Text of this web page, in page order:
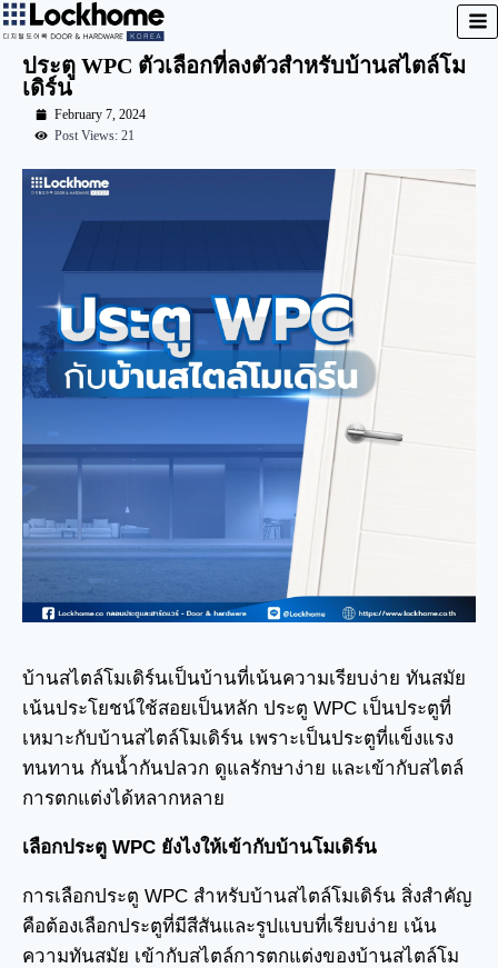
ประตู WPC ตัวเลือกที่ลงตัวสำหรับบ้านสไตล์โม
เดิร์น
February 7, 2024
Post Views: 21
บ้านสไตล์โมเดิร์นเป็นบ้านที่เน้นความเรียบง่าย ทันสมัย
เน้นประโยชน์ใช้สอยเป็นหลัก ประตู WPC เป็นประตูที่
เหมาะกับบ้านสไตล์โมเดิร์น เพราะเป็นประตูที่แข็งแรง
ทนทาน กันน้ำกันปลวก ดูแลรักษาง่าย และเข้ากับสไตล์
การตกแต่งได้หลากหลาย
เลือกประตู WPC ยังไงให้เข้ากับบ้านโมเดิร์น
การเลือกประตู WPC สำหรับบ้านสไตล์โมเดิร์น สิ่งสำคัญ
คือต้องเลือกประตูที่มีสีสันและรูปแบบที่เรียบง่าย เน้น
ความทันสมัย เข้ากับสไตล์การตกแต่งของบ้านสไตล์โม